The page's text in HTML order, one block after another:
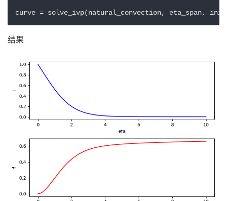
curve = solve_ivp(natural_convection, eta_span,
结果